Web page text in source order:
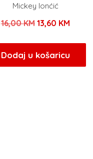
Mickey lonćić
16,00KM Izvorna
bila
je:
13,60 KM
je:
13,60
Dodaj u košaricu